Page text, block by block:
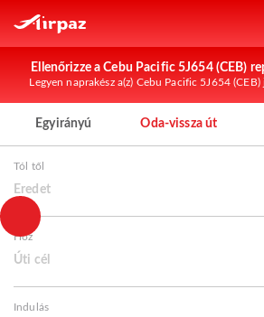
Ellenőrizze a Cebu Pacific 5J654 (CEB)
Legyen naprakész a(z) Cebu Pacific 5J654
Egyirányú Oda-vissza út
Tól től
Eredet
Hoz
Úti cél
Indulás